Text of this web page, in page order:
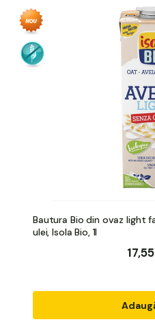
Bautura Bio din ovaz light
ulei, Isola Bio, 1l